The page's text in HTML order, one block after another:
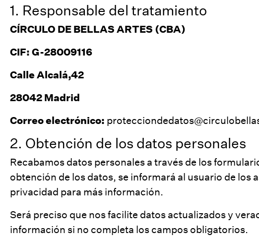
1. Responsable del tratamiento
CÍRCULO DE BELLAS ARTES (CBA)
CIF: G-28009116
Calle Alcalá,42
28042 Madrid
Correo electrónico:
2. Obtención de los datos personales
Recabamos datos personales a través de los
obtención de los datos, se informará al usuario de los
privacidad para más información.
Será preciso que nos facilite datos actualizados y
información si no completa los campos obligatorios.